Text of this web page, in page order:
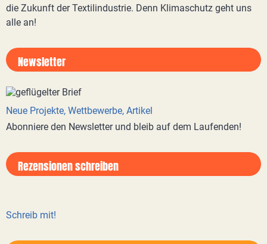
die Zukunft der Textilindustrie. Denn Klimaschutz geht uns
alle an!
Newsletter
Neue Projekte, Wettbewerbe, Artikel
Abonniere den Newsletter und bleib auf dem Laufenden!
Rezensionen schreiben
Schreib mit!